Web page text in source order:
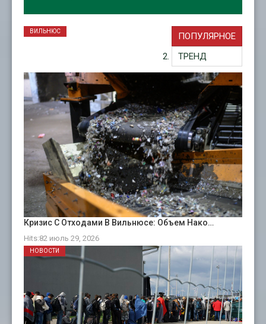
ПОПУЛЯРНОЕ
ТРЕНД
Кризис С Отходами В Вильнюсе: Объем Нако…
Hits:82 июль 29, 2026
ВИЛЬНЮС
НОВОСТИ